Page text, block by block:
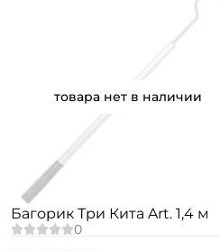
товара нет в наличии
Багорик Три Кита Art. 1,4 м